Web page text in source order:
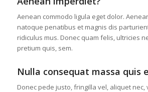
Aenean commodo ligula eget dolor.
natoque penatibus et magnis dis
ridiculus mus. Donec quam felis, ultricies
pretium quis, sem.
Nulla consequat massa quis
Donec pede justo, fringilla vel, aliquet nec,